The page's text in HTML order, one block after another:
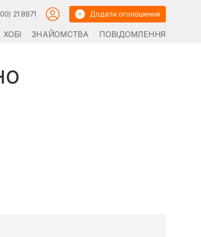
21 8871 Додати оголошення
ХОБІ ЗНАЙОМСТВА ПОВІДОМЛЕННЯ